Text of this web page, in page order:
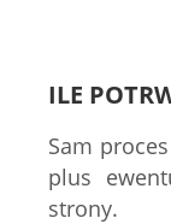
ILE
Sam
plus
strony.